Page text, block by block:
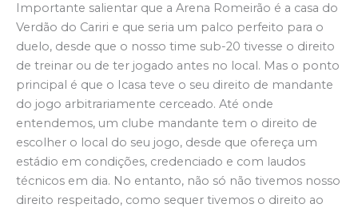
Importante salientar que a Arena Romeirão é a casa do
Verdão do Cariri e que seria um palco perfeito para o
duelo, desde que o nosso time sub-20 tivesse o direito
de treinar ou de ter jogado antes no local. Mas o ponto
principal é que o Icasa teve o seu direito de mandante
do jogo arbitrariamente cerceado. Até onde
entendemos, um clube mandante tem o direito de
escolher o local do seu jogo, desde que ofereça um
estádio em condições, credenciado e com laudos
técnicos em dia. No entanto, não só não tivemos nosso
direito respeitado, como sequer tivemos o direito ao